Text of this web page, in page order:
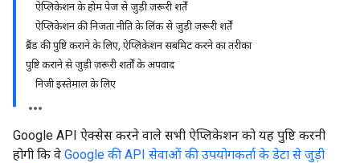
ऐप्लिकेशन के होम पेज से जुड़ी ज़रूरी शर्तें
ऐप्लिकेशन की निजता नीति के लिंक से जुड़ी ज़रूरी शर्तें
ब्रैंड की पुष्टि कराने के लिए, ऐप्लिकेशन सबमिट करने का तरीका
पुष्टि कराने से जुड़ी ज़रूरी शर्तों के अपवाद
निजी इस्तेमाल के लिए
Google API ऐक्सेस करने वाले सभी ऐप्लिकेशन को यह पुष्टि करनी
होगी कि वे Google की API सेवाओं की उपयोगकर्ता के डेटा से जुड़ी